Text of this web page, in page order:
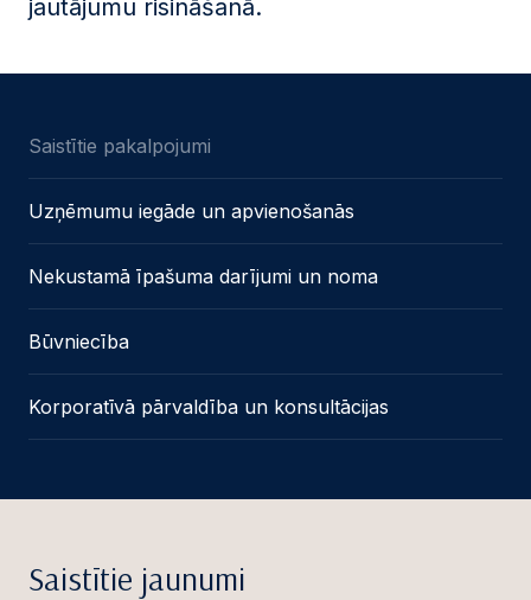
jautājumu risināšanā.
Saistītie pakalpojumi
Uzņēmumu iegāde un apvienošanās
Nekustamā īpašuma darījumi un noma
Būvniecība
Korporatīvā pārvaldība un konsultācijas
Saistītie jaunumi